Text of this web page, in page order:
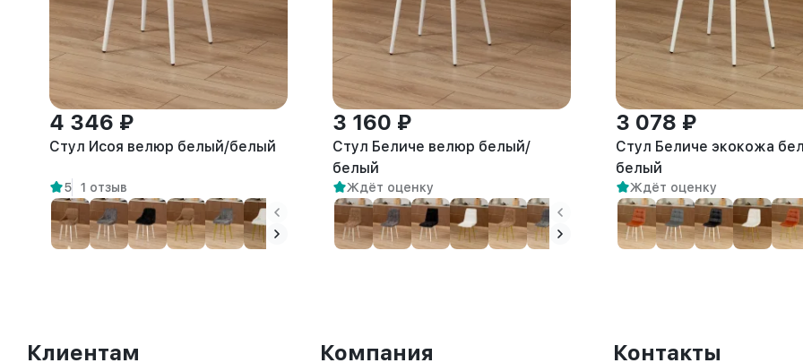
4 346 ₽
Стул Исоя велюр белый/белый
5 1 отзыв
3 160 ₽
Стул Беличе велюр белый/
белый
Ждёт оценку
3 078 ₽
Стул Беличе экокожа
белый
Ждёт оценку
Клиентам Компания Контакты